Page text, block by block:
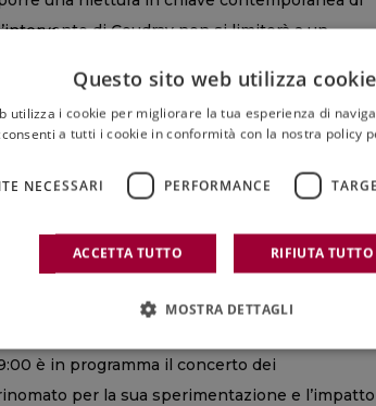
di Coudray non si limiterà a un
in un’esperienza immersiva: attraverso
guidato all’interno del complesso universo
nella lista del programma culturale
e l’attualità della lezione di Kounellis,
sia ancora capace di aprire nuove possibilità
inoltre un elemento di
suo percorso, articolato tra Italia, Francia e
profilo internazionale degli eventi proposti
di Ard Ludi
è in programma il concerto dei
per la sua sperimentazione e l’impatto
Questo sito web utilizza cookie
utilizza i cookie per migliorare la tua esperienza di
a tutti i cookie in conformità con la nostra policy
NECESSARI PERFORMANCE
ACCETTA TUTTO RIFIUTA TUTTO
MOSTRA DETTAGLI